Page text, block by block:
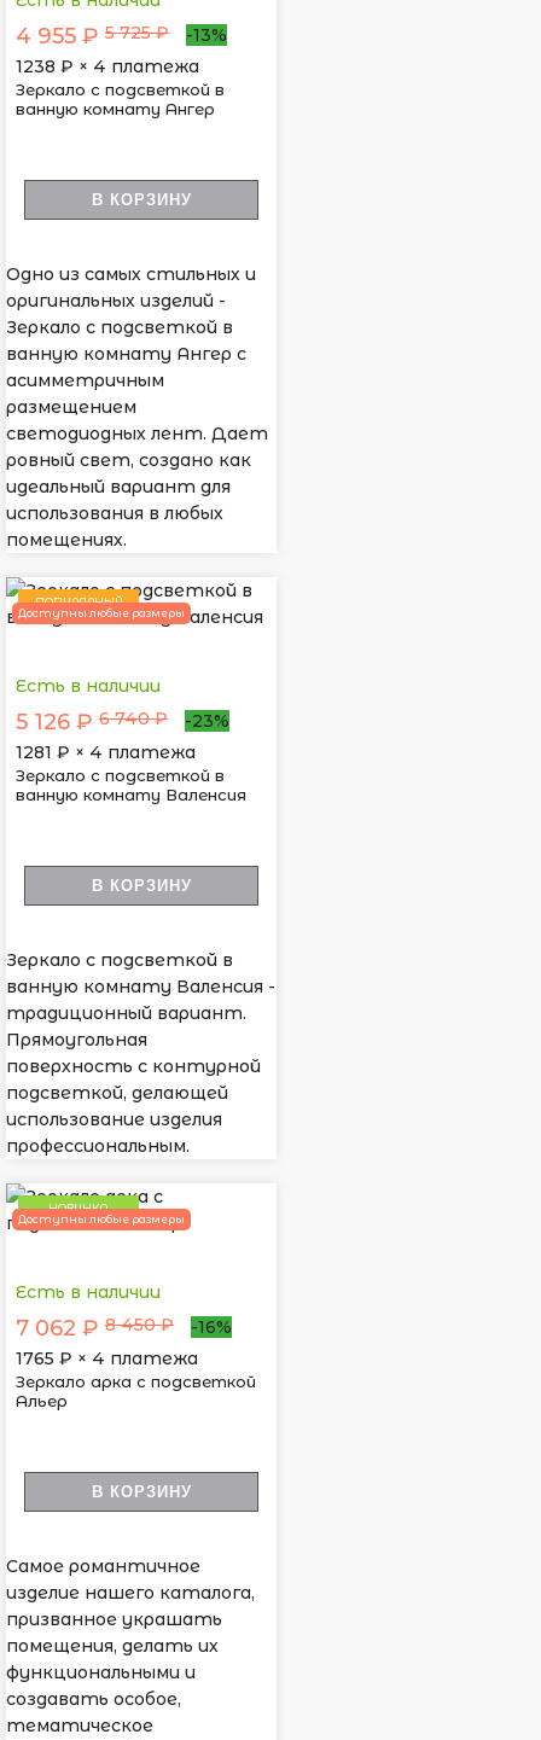
4 955 ₽ 5 725 ₽
-13%
1238 ₽ × 4 платежа
Зеркало с подсветкой в
ванную комнату Ангер
В КОРЗИНУ
Одно из самых стильных и
оригинальных изделий -
Зеркало с подсветкой в
ванную комнату Ангер с
асимметричным
размещением
светодиодных лент. Дает
ровный свет, создано как
идеальный вариант для
использования в любых
помещениях.
ПОПУЛЯРНЫЙ
Доступны любые размеры
Есть в наличии
5 126 ₽ 6 740 ₽
-23%
1281 ₽ × 4 платежа
Зеркало с подсветкой в
ванную комнату Валенсия
В КОРЗИНУ
Зеркало с подсветкой в
ванную комнату Валенсия -
традиционный вариант.
Прямоугольная
поверхность с контурной
подсветкой, делающей
использование изделия
профессиональным.
НОВИНКА
Доступны любые размеры
Есть в наличии
7 062 ₽ 8 450 ₽
-16%
1765 ₽ × 4 платежа
Зеркало арка с подсветкой
Альер
В КОРЗИНУ
Самое романтичное
изделие нашего каталога,
призванное украшать
помещения, делать их
функциональными и
создавать особое,
тематическое